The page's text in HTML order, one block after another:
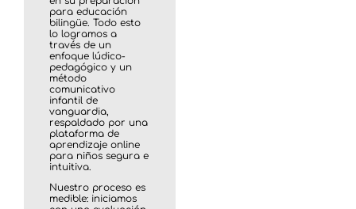
para educación
bilingüe. Todo esto
lo logramos a
través de un
enfoque lúdico-
pedagógico y un
método
comunicativo
infantil de
vanguardia,
respaldado por una
plataforma de
aprendizaje online
para niños segura e
intuitiva.
Nuestro proceso es
medible: iniciamos